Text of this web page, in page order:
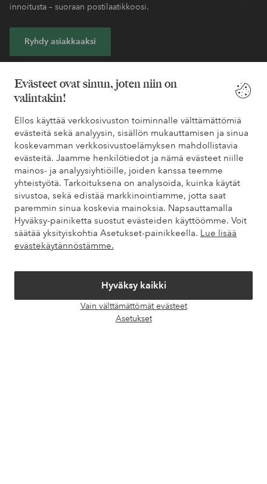
Evästeet ovat sinun, joten niin on
valintakin!
Ellos käyttää verkkosivuston toiminnalle välttämättömiä
evästeitä sekä analyysin, sisällön mukauttamisen ja sinua
koskevamman verkkosivustoelämyksen mahdollistavia
evästeitä. Jaamme henkilötiedot ja nämä evästeet niille
mainos- ja analyysiyhtiöille, joiden kanssa teemme
yhteistyötä. Tarkoituksena on analysoida, kuinka käytät
sivustoa, sekä edistää markkinointiamme, jotta saat
paremmin sinua koskevia mainoksia. Napsauttamalla
Hyväksy-painiketta suostut evästeiden käyttöömme. Voit
säätää yksityiskohtia Asetukset-painikkeella. Lue lisää
evästekäytännöstämme.
Hyväksy kaikki
Vain välttämättömät evästeet
Asetukset
innoitusta – suoraan postilaatikkoosi.
Ryhdy asiakkaaksi
Löydät vastaukset useimmin kysyttyihin kysymyksiin usein
kysytyistä kysymyksistä. Löydät myös tietoa siitä, miten voit ottaa
meihin yhteyttä.
Asiakaspalvelu Tilaukset Maksutavat
Omat sivut
Tietoa Elloksesta